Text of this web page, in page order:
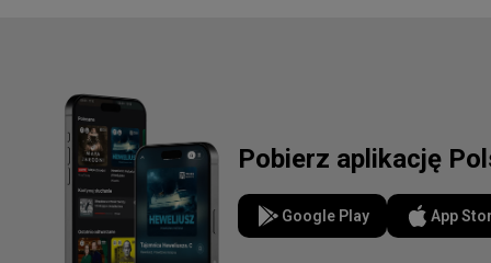
Pobierz aplikację
Google Play App